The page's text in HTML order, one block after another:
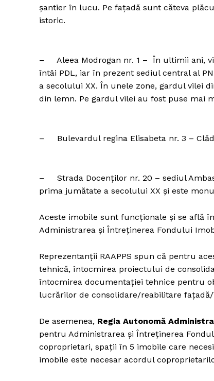
șantier în lucu. Pe fațadă sunt căteva
istoric.
– Aleea Modrogan nr. 1 – În ultimii ani,
întâi PDL, iar în prezent sediul central al
a secolului XX. În unele zone, gardul vilei
din lemn. Pe gardul vilei au fost puse mai
– Bulevardul regina Elisabeta nr. 3 –
– Strada Docenților nr. 20 – sediul
prima jumătate a secolului XX și este
Aceste imobile sunt funcționale și se află
Administrarea și Întreținerea Fondului
Reprezentanții RAAPPS spun că pentru
tehnică, întocmirea proiectului de
întocmirea documentației tehnice pentru
lucrărilor de consolidare/reabilitare
De asemenea, Regia Autonomă
pentru Administrarea și Întreținerea
coproprietari, spații în 5 imobile care
imobile este necesar acordul